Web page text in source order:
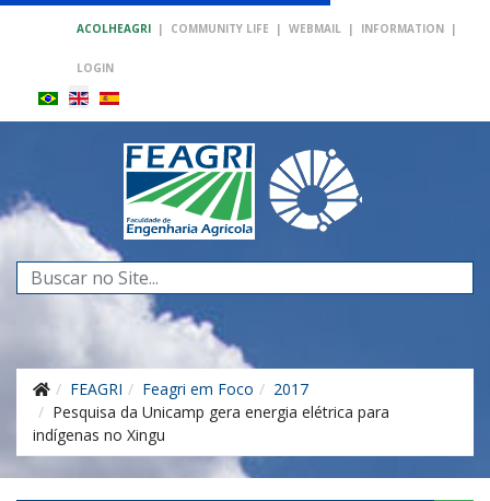
ACOLHEAGRI | COMMUNITY LIFE | WEBMAIL | INFORMATION |
LOGIN
Search
...
FEAGRI Feagri em Foco
2017
Pesquisa da Unicamp gera energia elétrica para
indígenas no Xingu